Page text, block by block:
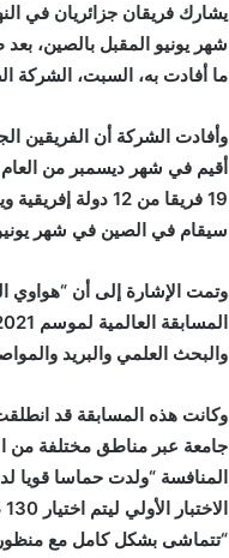
يشارك فريقان جزائريان في
شهر يونيو المقبل بالصين،
ما أفادت به، السبت، الشركة
وأفادت الشركة أن الفريقين
أقيم في شهر ديسمبر من العام
19 فريقا من 12
سيقام في الصين في شهر
وتمت الإشارة إلى أن “هواوي
والبحث العلمي والبريد
جامعة عبر مناطق مختلفة من
“تتماشى بشكل كامل مع منظور